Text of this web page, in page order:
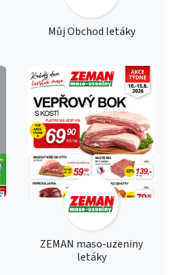
Můj Obchod letáky
ZEMAN maso-uzeniny
letáky